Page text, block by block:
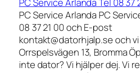
PC Service Arlanda PC
08 37 21 00 och E-post
kontakt@datorhjalp.se och
Orrspelsvägen 13, Bromma
inte dator? Vi hjälper dej. Vi